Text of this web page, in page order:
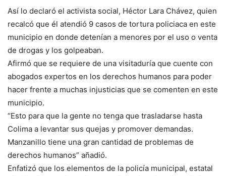
Así lo declaró el activista social, Héctor Lara Chávez, quien
recalcó que él atendió 9 casos de tortura policiaca en este
municipio en donde detenían a menores por el uso o venta
de drogas y los golpeaban.
Afirmó que se requiere de una visitaduría que cuente con
abogados expertos en los derechos humanos para poder
hacer frente a muchas injusticias que se comenten en este
municipio.
“Esto para que la gente no tenga que trasladarse hasta
Colima a levantar sus quejas y promover demandas.
Manzanillo tiene una gran cantidad de problemas de
derechos humanos” añadió.
Enfatizó que los elementos de la policía municipal, estatal